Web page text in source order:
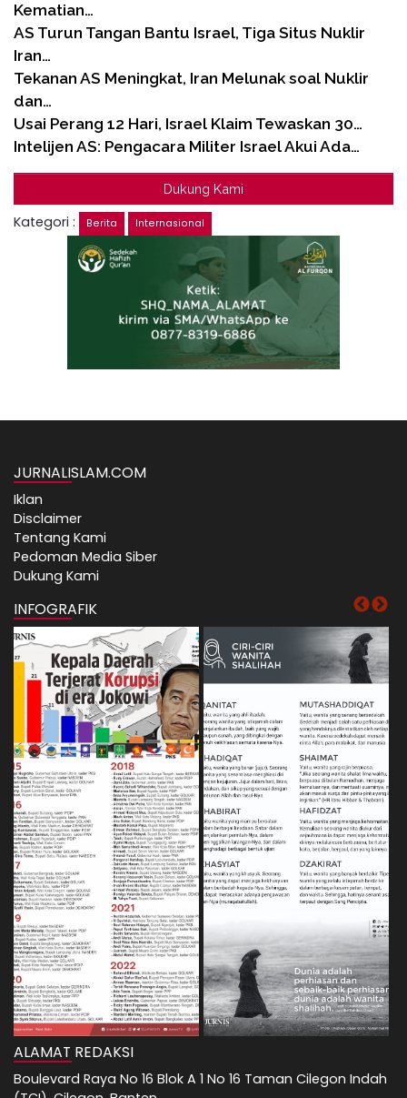
Kematian…
AS Turun Tangan Bantu Israel, Tiga Situs Nuklir
Iran…
Tekanan AS Meningkat, Iran Melunak soal Nuklir
dan…
Usai Perang 12 Hari, Israel Klaim Tewaskan 30…
Intelijen AS: Pengacara Militer Israel Akui Ada…
Dukung Kami
Kategori : Berita Internasional
JURNALISLAM.COM
Iklan
Disclaimer
Tentang Kami
Pedoman Media Siber
Dukung Kami
INFOGRAFIK
ALAMAT REDAKSI
Boulevard Raya No 16 Blok A 1 No 16 Taman Cilegon Indah